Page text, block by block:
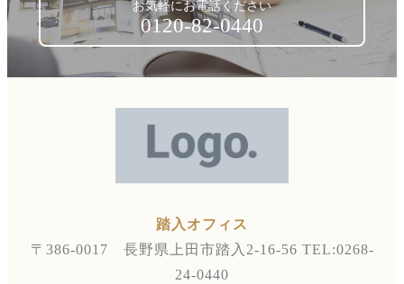
お気軽にお電話ください
0120-82-0440
踏入オフィス
〒386-0017 長野県上田市踏入2-16-56 TEL:0268-
24-0440